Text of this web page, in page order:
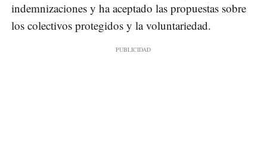
indemnizaciones y ha aceptado las propuestas sobre
los colectivos protegidos y la voluntariedad.